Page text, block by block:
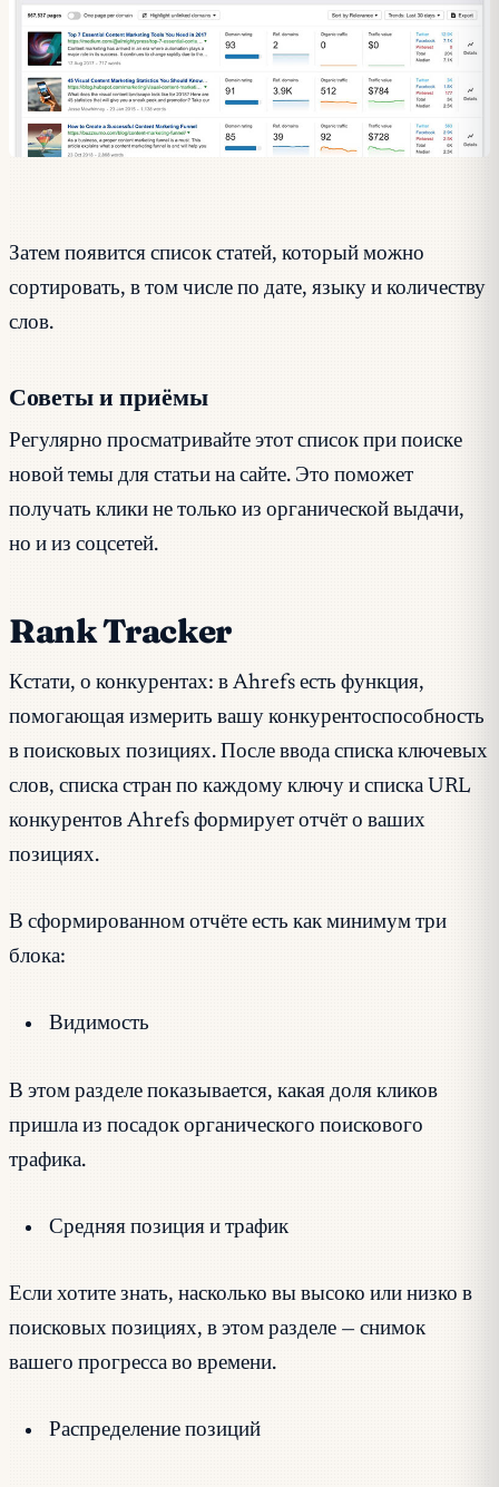
Затем появится список статей, который можно
сортировать, в том числе по дате, языку и количеству
слов.
Советы и приёмы
Регулярно просматривайте этот список при поиске
новой темы для статьи на сайте. Это поможет
получать клики не только из органической выдачи,
но и из соцсетей.
Rank Tracker
Кстати, о конкурентах: в Ahrefs есть функция,
помогающая измерить вашу конкурентоспособность
в поисковых позициях. После ввода списка ключевых
слов, списка стран по каждому ключу и списка URL
конкурентов Ahrefs формирует отчёт о ваших
позициях.
В сформированном отчёте есть как минимум три
блока:
Видимость
В этом разделе показывается, какая доля кликов
пришла из посадок органического поискового
трафика.
Средняя позиция и трафик
Если хотите знать, насколько вы высоко или низко в
поисковых позициях, в этом разделе — снимок
вашего прогресса во времени.
Распределение позиций